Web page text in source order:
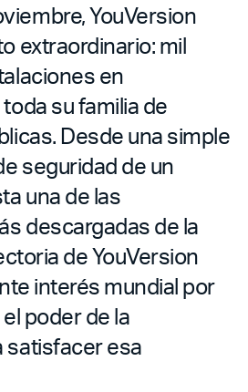
YouVersion
extraordinario: mil
en
su familia de
Desde una simple
seguridad de un
una de las
descargadas de la
de YouVersion
interés mundial por
poder de la
satisfacer esa